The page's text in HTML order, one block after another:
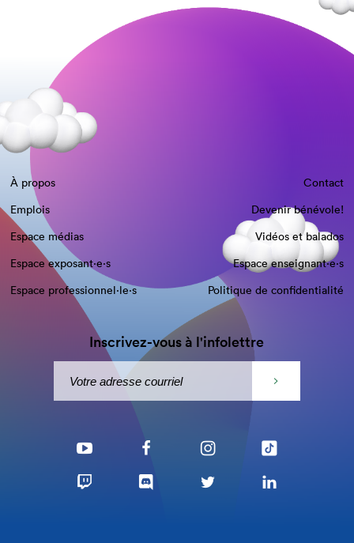
À propos
Contact
Emplois
Devenir bénévole!
Espace médias
Vidéos et balados
Espace exposant·e⋅s
Espace enseignant·e⋅s
Espace professionnel·le⋅s
Politique de confidentialité
Inscrivez-vous à l'infolettre